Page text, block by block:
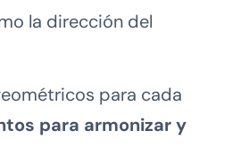
la dirección del
para cada
para armonizar y